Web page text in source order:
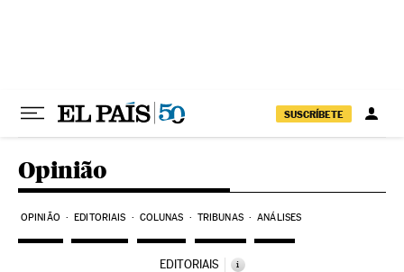
SUSCRÍBETE
Opinião
OPINIÃO EDITORIAIS COLUNAS TRIBUNAS ANÁLISES
EDITORIAIS i